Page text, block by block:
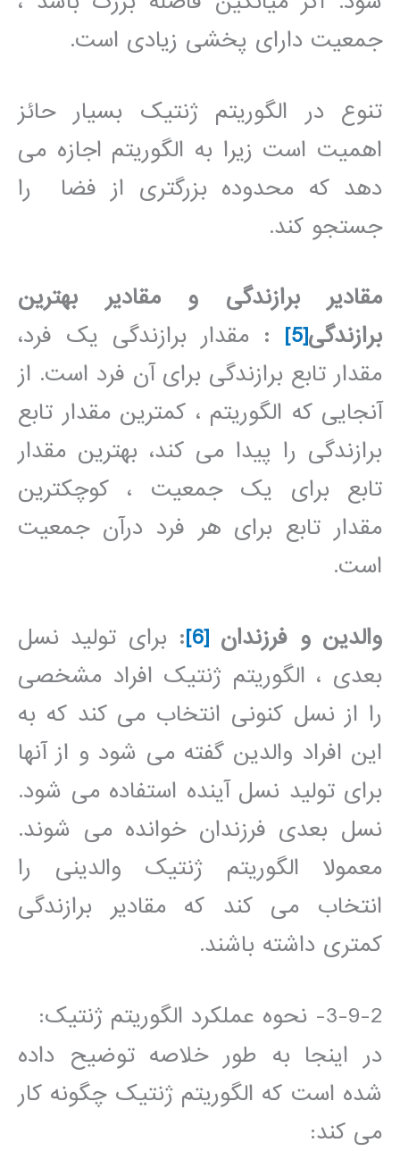
جمعیت دارای پخشی زیادی است.
تنوع در الگوریتم ژنتیک بسیار حائز
اهمیت است زیرا به الگوریتم اجازه می
دهد که محدوده بزرگتری از فضا را
جستجو کند.
مقادیر برازندگی و مقادیر بهترین
برازندگی[5]
: مقدار برازندگی یک فرد،
مقدار تابع برازندگی برای آن فرد است. از
آنجایی که الگوریتم ، کمترین مقدار تابع
برازندگی را پیدا می کند، بهترین مقدار
تابع برای یک جمعیت ، کوچکترین
مقدار تابع برای هر فرد درآن جمعیت
است.
والدین و فرزندان [6]
: برای تولید نسل
بعدی ، الگوریتم ژنتیک افراد مشخصی
را از نسل کنونی انتخاب می کند که به
این افراد والدین گفته می شود و از آنها
برای تولید نسل آینده استفاده می شود.
نسل بعدی فرزندان خوانده می شوند.
معمولا الگوریتم ژنتیک والدینی را
انتخاب می کند که مقادیر برازندگی
کمتری داشته باشند.
3-9-2- نحوه عملكرد الگوریتم ژنتیک:
در اینجا به طور خلاصه توضیح داده
شده است که الگوریتم ژنتیک چگونه کار
می کند: